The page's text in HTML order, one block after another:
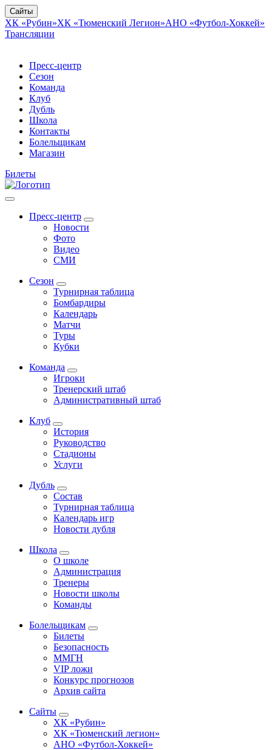
Сайты
ХК «Рубин»ХК «Тюменский Легион»АНО «Футбол-Хоккей»
Трансляции
Пресс-центр
Сезон
Команда
Клуб
Дубль
Школа
Контакты
Болельщикам
Магазин
Билеты
Пресс-центр
Новости
Фото
Видео
СМИ
Сезон
Турнирная таблица
Бомбардиры
Календарь
Матчи
Туры
Кубки
Команда
Игроки
Тренерский штаб
Административный штаб
Клуб
История
Руководство
Стадионы
Услуги
Дубль
Состав
Турнирная таблица
Календарь игр
Новости дубля
Школа
О школе
Администрация
Тренеры
Новости школы
Команды
Болельщикам
Билеты
Безопасность
ММГН
VIP ложи
Конкурс прогнозов
Архив сайта
Сайты
ХК «Рубин»
ХК «Тюменский легион»
АНО «Футбол-Хоккей»